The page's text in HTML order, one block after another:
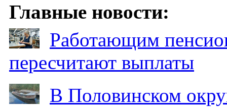
Главные новости:
Работающим
пересчитают выплаты
В Половинском